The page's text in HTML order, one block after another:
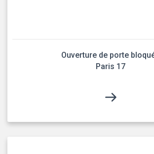
Ouverture de porte
Paris 17